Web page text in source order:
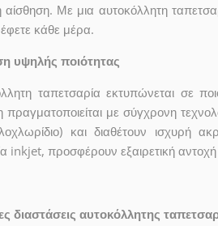
Με μια αυτοκόλλητη
κάθε μέρα.
υψηλής ποιότητας
ταπετσαρία εκτυπώνεται σε
με σύγχρονη
και διαθέτουν ισχυρή
inkjet, προσφέρουν εξαιρετική
διαστάσεις αυτοκόλλητης